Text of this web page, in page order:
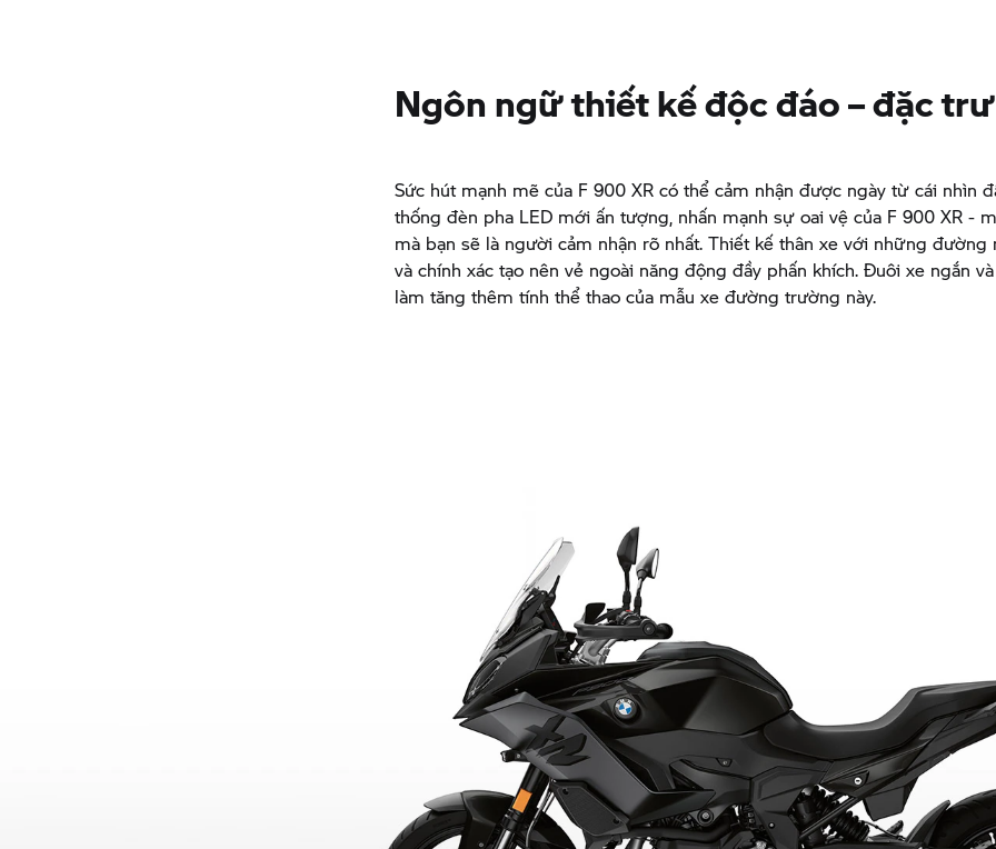
Ngôn ngữ thiết kế độc đáo – đặc
Sức hút mạnh mẽ của F 900 XR có thể cảm nhận được ngày từ cái nhìn
thống đèn pha LED mới ấn tượng, nhấn mạnh sự oai vệ của F 900 XR -
mà bạn sẽ là người cảm nhận rõ nhất. Thiết kế thân xe với những đường
và chính xác tạo nên vẻ ngoài năng động đầy phấn khích. Đuôi xe ngắn
làm tăng thêm tính thể thao của mẫu xe đường trường này.